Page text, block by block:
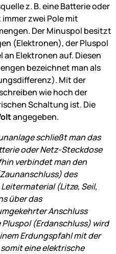
z. B. eine Batterie oder
zwei Pole mit
Der Minuspol besitzt
(Elektronen), der Pluspol
Elektronen auf. Diesen
bezeichnet man als
Mit der
wie hoch der
Schaltung ist. Die
angegeben.
schließt man das
oder Netz-Steckdose
verbindet man den
des
(Litze, Seil,
über das
Anschluss
(Erdanschluss) wird
Erdungspfahl mit der
eine elektrische